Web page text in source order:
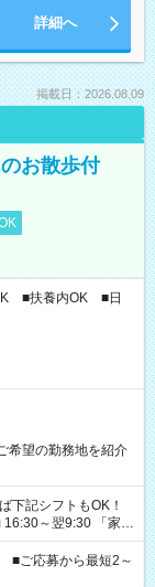
詳細へ
掲載日：2026.08.09
お散歩付
■扶養内OK ■日
望の勤務地を紹介
～翌9:30 「家族
の準備がしたい」
望を教えてください
■ご応募から最短2～